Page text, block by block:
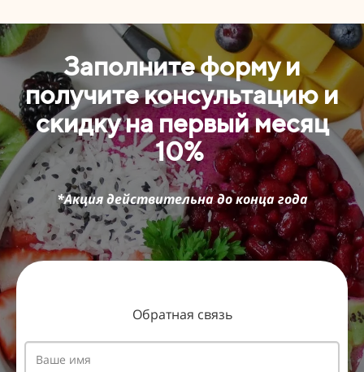
Заполните форму и
получите консультацию и
скидку на первый месяц
10%
*Акция действительна до конца года
Обратная связь